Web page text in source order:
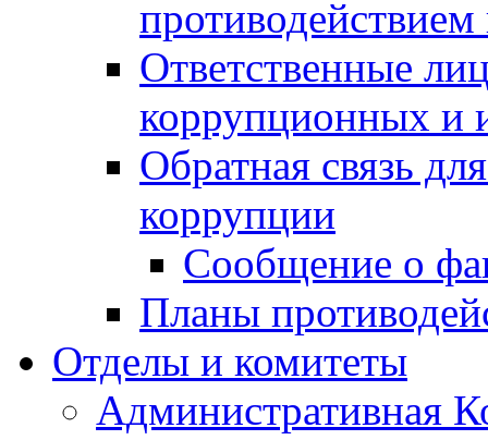
Ответственные
коррупционных и
Обратная связь
коррупции
Сообщение о
Планы
Отделы и комитеты
Административная